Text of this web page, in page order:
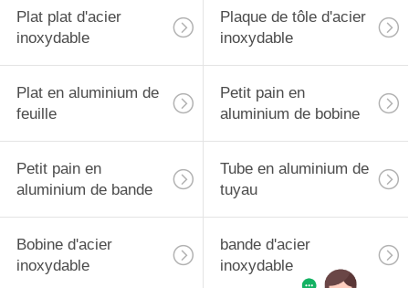
Plat plat d'acier
inoxydable
Plaque de tôle d'acier
inoxydable
Plat en aluminium de
feuille
Petit pain en
aluminium de bobine
Petit pain en
aluminium de bande
Tube en aluminium de
tuyau
Bobine d'acier
inoxydable
bande d'acier
inoxydable